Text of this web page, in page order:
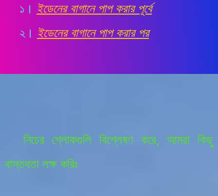
১ । ইডেনের বাগানে পাপ করার পূর্বে
২ । ইডেনের বাগানে পাপ করার পর
নিচের শ্লোকগুলি বিশ্লেষণ করে, আমরা কিছু
বাস্তবতা লক্ষ করিঃ